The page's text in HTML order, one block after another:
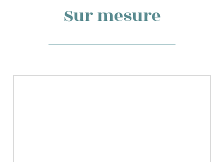
Sur mesure